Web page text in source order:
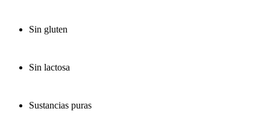
Sin gluten
Sin lactosa
Sustancias puras